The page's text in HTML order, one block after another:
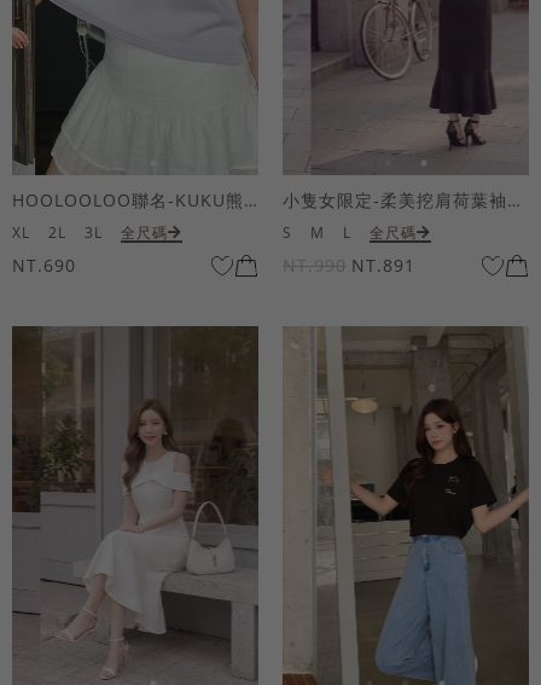
HOOLOOLOO聯名-KUKU熊蝴蝶結短袖上衣
XL 2L 3L 全尺碼
NT.690
小隻女限定-柔美挖肩荷葉袖魚尾長洋裝
S M L 全尺碼
NT.990 NT.891